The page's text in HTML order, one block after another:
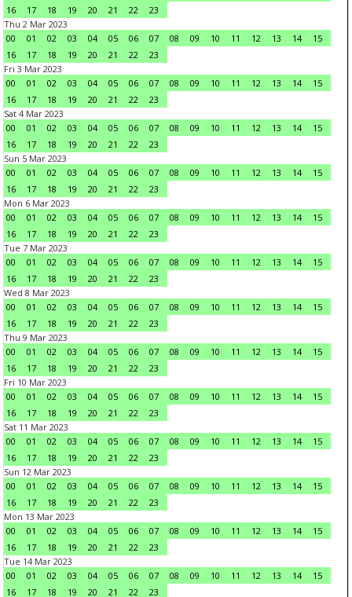
16
17 18 19 20 21 22
23
Thu 2 Mar 2023
00
01 02 03 04 05 06 07 08 09 10 11 12 13 14
15
16
17 18 19 20 21 22
23
Fri 3 Mar 2023
00
01 02 03 04 05 06 07 08 09 10 11 12 13 14
15
16
17 18 19 20 21 22
23
Sat 4 Mar 2023
00
01 02 03 04 05 06 07 08 09 10 11 12 13 14
15
16
17 18 19 20 21 22
23
Sun 5 Mar 2023
00
01 02 03 04 05 06 07 08 09 10 11 12 13 14
15
16
17 18 19 20 21 22
23
Mon 6 Mar 2023
00
01 02 03 04 05 06 07 08 09 10 11 12 13 14
15
16
17 18 19 20 21 22
23
Tue 7 Mar 2023
00
01 02 03 04 05 06 07 08 09 10 11 12 13 14
15
16
17 18 19 20 21 22
23
Wed 8 Mar 2023
00
01 02 03 04 05 06 07 08 09 10 11 12 13 14
15
16
17 18 19 20 21 22
23
Thu 9 Mar 2023
00
01 02 03 04 05 06 07 08 09 10 11 12 13 14
15
16
17 18 19 20 21 22
23
Fri 10 Mar 2023
00
01 02 03 04 05 06 07 08 09 10 11 12 13 14
15
16
17 18 19 20 21 22
23
Sat 11 Mar 2023
00
01 02 03 04 05 06 07 08 09 10 11 12 13 14
15
16
17 18 19 20 21 22
23
Sun 12 Mar 2023
00
01 02 03 04 05 06 07 08 09 10 11 12 13 14
15
16
17 18 19 20 21 22
23
Mon 13 Mar 2023
00
01 02 03 04 05 06 07 08 09 10 11 12 13 14
15
16
17 18 19 20 21 22
23
Tue 14 Mar 2023
00
01 02 03 04 05 06 07 08 09 10 11 12 13 14
15
16
17 18 19 20 21 22 23